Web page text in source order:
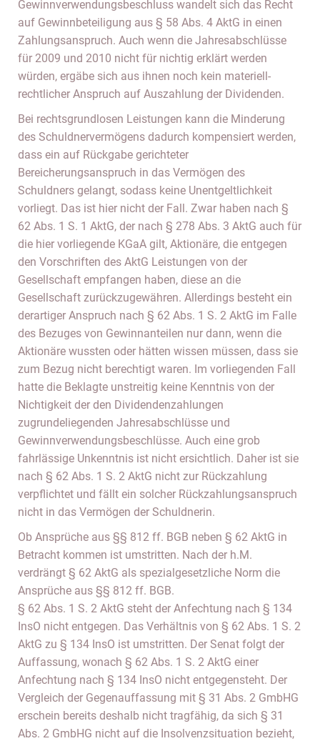
Gewinnverwendungsbeschluss wandelt sich das Recht
auf Gewinnbeteiligung aus § 58 Abs. 4 AktG in einen
Zahlungsanspruch. Auch wenn die Jahresabschlüsse
für 2009 und 2010 nicht für nichtig erklärt werden
würden, ergäbe sich aus ihnen noch kein materiell-
rechtlicher Anspruch auf Auszahlung der Dividenden.
Bei rechtsgrundlosen Leistungen kann die Minderung
des Schuldnervermögens dadurch kompensiert werden,
dass ein auf Rückgabe gerichteter
Bereicherungsanspruch in das Vermögen des
Schuldners gelangt, sodass keine Unentgeltlichkeit
vorliegt. Das ist hier nicht der Fall. Zwar haben nach §
62 Abs. 1 S. 1 AktG, der nach § 278 Abs. 3 AktG auch für
die hier vorliegende KGaA gilt, Aktionäre, die entgegen
den Vorschriften des AktG Leistungen von der
Gesellschaft empfangen haben, diese an die
Gesellschaft zurückzugewähren. Allerdings besteht ein
derartiger Anspruch nach § 62 Abs. 1 S. 2 AktG im Falle
des Bezuges von Gewinnanteilen nur dann, wenn die
Aktionäre wussten oder hätten wissen müssen, dass sie
zum Bezug nicht berechtigt waren. Im vorliegenden Fall
hatte die Beklagte unstreitig keine Kenntnis von der
Nichtigkeit der den Dividendenzahlungen
zugrundeliegenden Jahresabschlüsse und
Gewinnverwendungsbeschlüsse. Auch eine grob
fahrlässige Unkenntnis ist nicht ersichtlich. Daher ist sie
nach § 62 Abs. 1 S. 2 AktG nicht zur Rückzahlung
verpflichtet und fällt ein solcher Rückzahlungsanspruch
nicht in das Vermögen der Schuldnerin.
Ob Ansprüche aus §§ 812 ff. BGB neben § 62 AktG in
Betracht kommen ist umstritten. Nach der h.M.
verdrängt § 62 AktG als spezialgesetzliche Norm die
Ansprüche aus §§ 812 ff. BGB.
§ 62 Abs. 1 S. 2 AktG steht der Anfechtung nach § 134
InsO nicht entgegen. Das Verhältnis von § 62 Abs. 1 S. 2
AktG zu § 134 InsO ist umstritten. Der Senat folgt der
Auffassung, wonach § 62 Abs. 1 S. 2 AktG einer
Anfechtung nach § 134 InsO nicht entgegensteht. Der
Vergleich der Gegenauffassung mit § 31 Abs. 2 GmbHG
erschein bereits deshalb nicht tragfähig, da sich § 31
Abs. 2 GmbHG nicht auf die Insolvenzsituation bezieht,